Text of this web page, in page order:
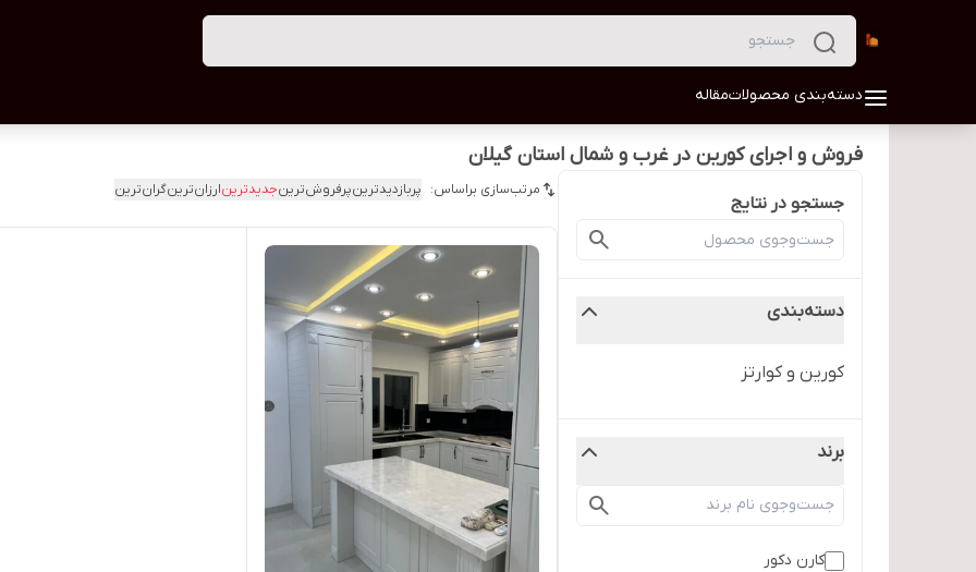
دسته‌بندی محصولاتمقاله
فروش و اجرای کورین در غرب و شمال استان گیلان
جستجو در نتایج
دسته‌بندی
کورین و کوارتز
برند
کارن دکور
مرتب‌سازی براساس: پربازدیدترینپرفروش‌ترینجدیدترینارزان‌ترینگران‌ترین